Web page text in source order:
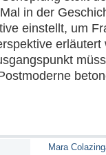
in der
einstellt, um
erläutert
Mara